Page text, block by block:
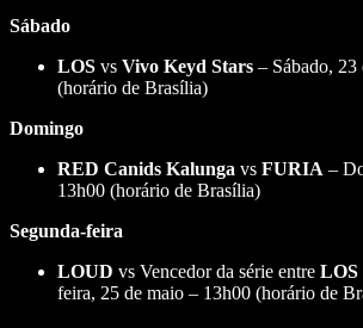
Sábado
LOS vs Vivo Keyd Stars – Sábado,
(horário de Brasília)
Domingo
RED Canids Kalunga vs FURIA –
13h00 (horário de Brasília)
Segunda-feira
LOUD vs Vencedor da série entre LOS
feira, 25 de maio – 13h00 (horário de